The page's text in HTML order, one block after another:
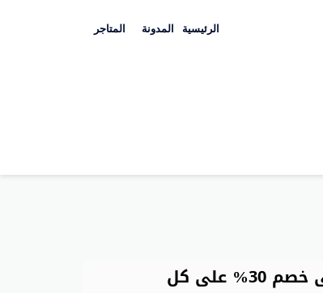
الرئيسية المدونة المتاجر
كوبون خصم شي ان للعملاء القدامى خصم 30% على كل